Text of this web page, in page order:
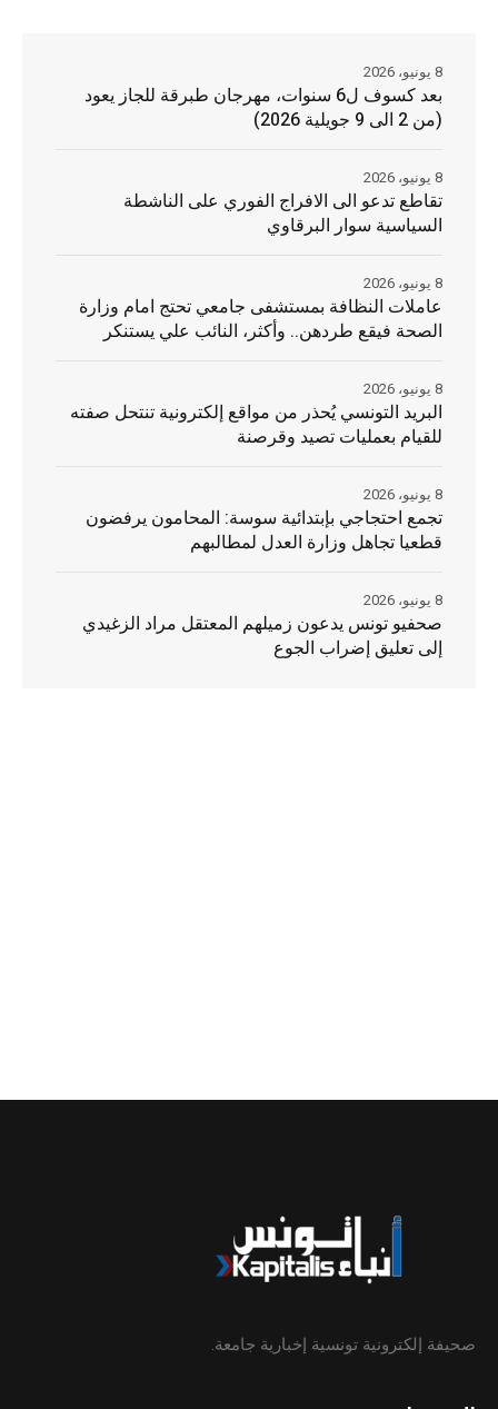
بعد كسوف ل6 سنوات، مهرجان طبرقة للجاز يعود
(من 2 الى 9 جويلية 2026)
8 يونيو، 2026
تقاطع تدعو الى الافراج الفوري على الناشطة
السياسية سوار البرقاوي
8 يونيو، 2026
عاملات النظافة بمستشفى جامعي تحتج امام وزارة
الصحة فيقع طردهن.. وأكثر، النائب علي يستنكر
8 يونيو، 2026
البريد التونسي يُحذر من مواقع إلكترونية تنتحل صفته
للقيام بعمليات تصيد وقرصنة
8 يونيو، 2026
تجمع احتجاجي بإبتدائية سوسة: المحامون يرفضون
قطعيا تجاهل وزارة العدل لمطالبهم
8 يونيو، 2026
صحفيو تونس يدعون زميلهم المعتقل مراد الزغيدي
إلى تعليق إضراب الجوع
8 يونيو، 2026
صحيفة إلكترونية تونسية إخبارية جامعة.